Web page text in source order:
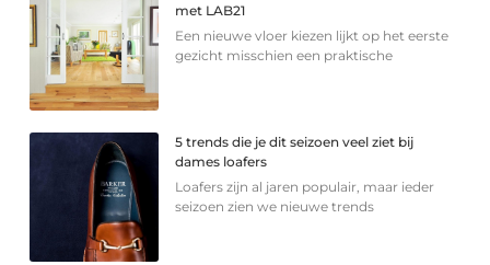
met LAB21
Een nieuwe vloer kiezen lijkt op het eerste
gezicht misschien een praktische
5 trends die je dit seizoen veel ziet bij
dames loafers
Loafers zijn al jaren populair, maar ieder
seizoen zien we nieuwe trends